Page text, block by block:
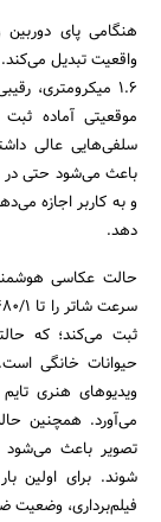
۱.۶ میکرومتری،
موقعیتی آماده
باعث می‌شود حتی در
و به کاربر اجازه
دهد.
ثبت می‌کند؛ که
تصویر باعث
فیلم‌برداری، وضعیت